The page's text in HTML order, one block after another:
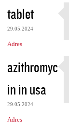
K
o
m
e
n
t
a
r
z
tablet
29.05.2024
Adres
azithromyc
in in usa
29.05.2024
Adres